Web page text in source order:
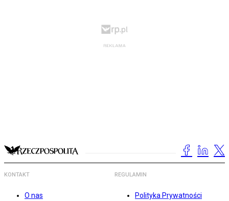
KONTAKT
O nas
REGULAMIN
Polityka Prywatności